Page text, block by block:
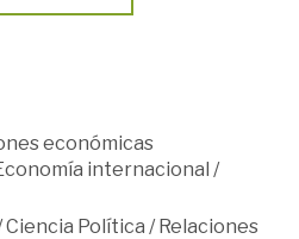
económicas
internacional /
Ciencia Política /Relaciones